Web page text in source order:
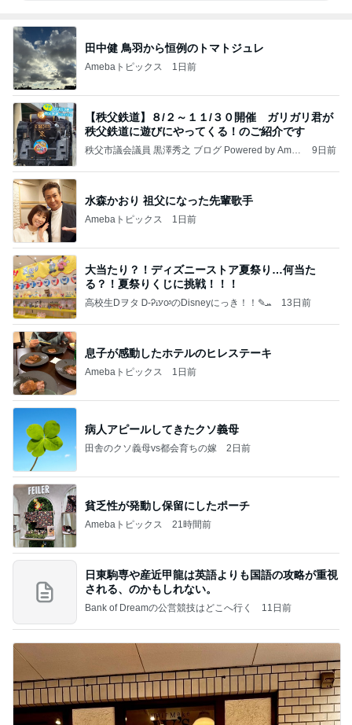
田中健 鳥羽から恒例のトマトジュレ
Amebaトピックス 1日前
【秩父鉄道】８/２～１１/３０開催 ガリガリ君が
秩父鉄道に遊びにやってくる！のご紹介です
秩父市議会議員 黒澤秀之 ブログ Powered by Ameb
9日前
水森かおり 祖父になった先輩歌手
Amebaトピックス 1日前
大当たり？！ディズニーストア夏祭り…何当た
る？！夏祭りくじに挑戦！！！
高校生Dヲタ Ꭰ-ᎮꭵꭹꭴのDisneyにっき！！✎ܚ 13日前
息子が感動したホテルのヒレステーキ
Amebaトピックス 1日前
病人アピールしてきたクソ義母
田舎のクソ義母vs都会育ちの嫁 2日前
貧乏性が発動し保留にしたポーチ
Amebaトピックス 21時間前
日東駒専や産近甲龍は英語よりも国語の攻略が重視
される、のかもしれない。
Bank of Dreamの公営競技はどこへ行く 11日前